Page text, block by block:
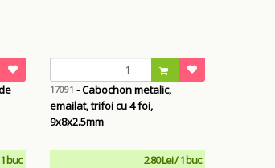
17091 - Cabochon metalic,
emailat, trifoi cu 4 foi,
9x8x2.5mm
buc 2.80 Lei / 1 buc